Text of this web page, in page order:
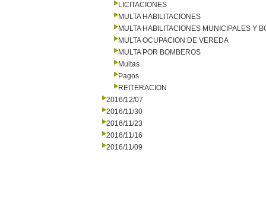
LICITACIONES
MULTA HABILITACIONES
MULTA HABILITACIONES MUNICIPALES Y
MULTA OCUPACION DE VEREDA
MULTA POR BOMBEROS
Multas
Pagos
REITERACION
2016/12/07
2016/11/30
2016/11/23
2016/11/16
2016/11/09